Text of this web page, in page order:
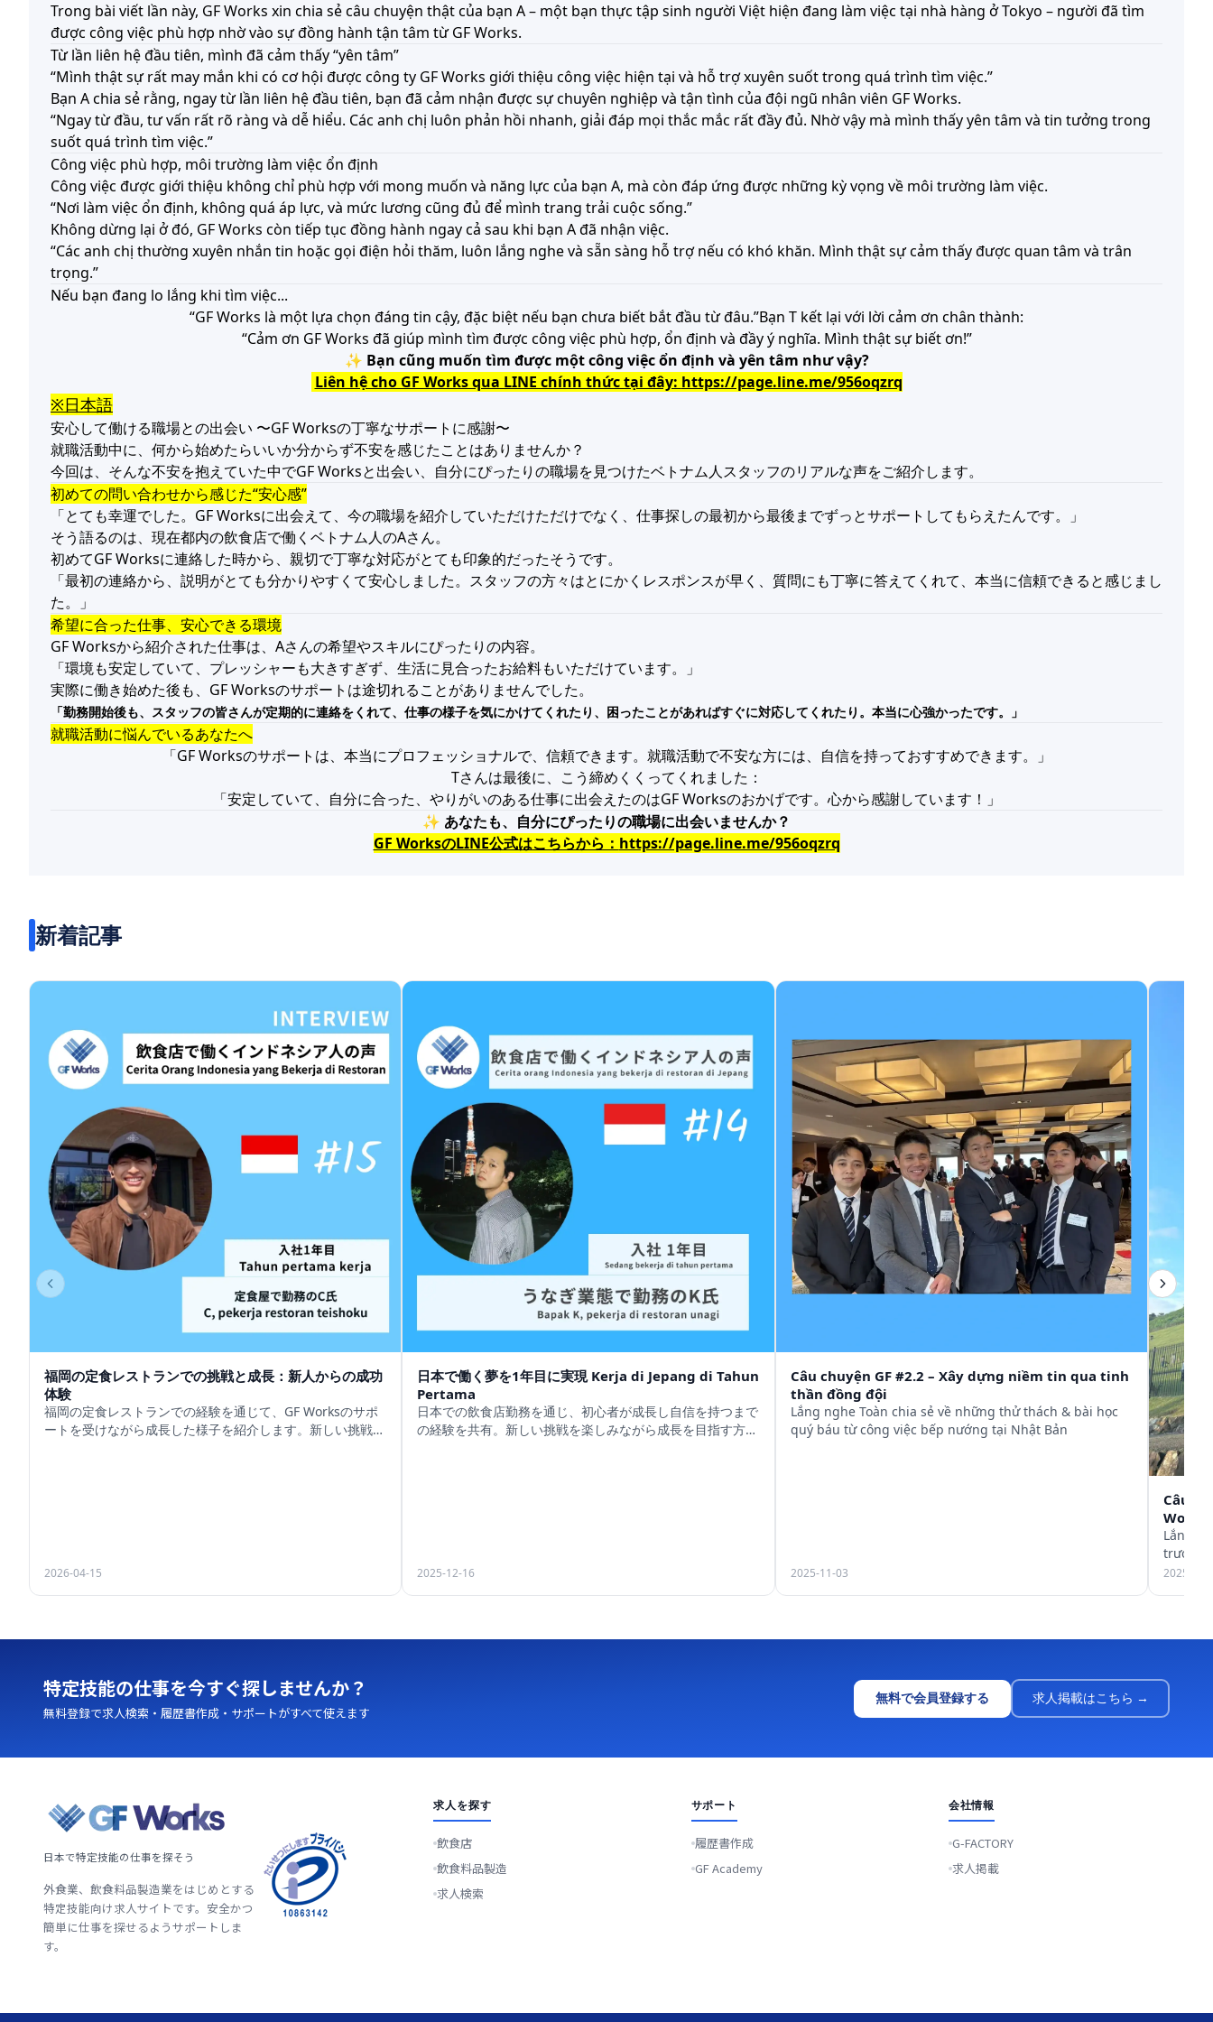
Trong bài viết lần này, GF Works xin chia sẻ câu chuyện thật của bạn A – một bạn thực tập sinh người Việt hiện đang làm việc tại nhà hàng ở Tokyo – người đã tìm
được công việc phù hợp nhờ vào sự đồng hành tận tâm từ GF Works.
Từ lần liên hệ đầu tiên, mình đã cảm thấy “yên tâm”
“Mình thật sự rất may mắn khi có cơ hội được công ty GF Works giới thiệu công việc hiện tại và hỗ trợ xuyên suốt trong quá trình tìm việc.”
Bạn A chia sẻ rằng, ngay từ lần liên hệ đầu tiên, bạn đã cảm nhận được sự chuyên nghiệp và tận tình của đội ngũ nhân viên GF Works.
“Ngay từ đầu, tư vấn rất rõ ràng và dễ hiểu. Các anh chị luôn phản hồi nhanh, giải đáp mọi thắc mắc rất đầy đủ. Nhờ vậy mà mình thấy yên tâm và tin tưởng trong
suốt quá trình tìm việc.”
Công việc phù hợp, môi trường làm việc ổn định
Công việc được giới thiệu không chỉ phù hợp với mong muốn và năng lực của bạn A, mà còn đáp ứng được những kỳ vọng về môi trường làm việc.
“Nơi làm việc ổn định, không quá áp lực, và mức lương cũng đủ để mình trang trải cuộc sống.”
Không dừng lại ở đó, GF Works còn tiếp tục đồng hành ngay cả sau khi bạn A đã nhận việc.
“Các anh chị thường xuyên nhắn tin hoặc gọi điện hỏi thăm, luôn lắng nghe và sẵn sàng hỗ trợ nếu có khó khăn. Mình thật sự cảm thấy được quan tâm và trân
trọng.”
Nếu bạn đang lo lắng khi tìm việc...
“GF Works là một lựa chọn đáng tin cậy, đặc biệt nếu bạn chưa biết bắt đầu từ đâu.”Bạn T kết lại với lời cảm ơn chân thành:
“Cảm ơn GF Works đã giúp mình tìm được công việc phù hợp, ổn định và đầy ý nghĩa. Mình thật sự biết ơn!”
✨ Bạn cũng muốn tìm được một công việc ổn định và yên tâm như vậy?
Liên hệ cho GF Works qua LINE chính thức tại đây: https://page.line.me/956oqzrq
※日本語
安心して働ける職場との出会い 〜GF Worksの丁寧なサポートに感謝〜
就職活動中に、何から始めたらいいか分からず不安を感じたことはありませんか？
今回は、そんな不安を抱えていた中でGF Worksと出会い、自分にぴったりの職場を見つけたベトナム人スタッフのリアルな声をご紹介します。
初めての問い合わせから感じた“安心感”
「とても幸運でした。GF Worksに出会えて、今の職場を紹介していただけただけでなく、仕事探しの最初から最後までずっとサポートしてもらえたんです。」
そう語るのは、現在都内の飲食店で働くベトナム人のAさん。
初めてGF Worksに連絡した時から、親切で丁寧な対応がとても印象的だったそうです。
「最初の連絡から、説明がとても分かりやすくて安心しました。スタッフの方々はとにかくレスポンスが早く、質問にも丁寧に答えてくれて、本当に信頼できると感じまし
た。」
希望に合った仕事、安心できる環境
GF Worksから紹介された仕事は、Aさんの希望やスキルにぴったりの内容。
「環境も安定していて、プレッシャーも大きすぎず、生活に見合ったお給料もいただけています。」
実際に働き始めた後も、GF Worksのサポートは途切れることがありませんでした。
「勤務開始後も、スタッフの皆さんが定期的に連絡をくれて、仕事の様子を気にかけてくれたり、困ったことがあればすぐに対応してくれたり。本当に心強かったです。」
就職活動に悩んでいるあなたへ
「GF Worksのサポートは、本当にプロフェッショナルで、信頼できます。就職活動で不安な方には、自信を持っておすすめできます。」
Tさんは最後に、こう締めくくってくれました：
「安定していて、自分に合った、やりがいのある仕事に出会えたのはGF Worksのおかげです。心から感謝しています！」
✨ あなたも、自分にぴったりの職場に出会いませんか？
GF WorksのLINE公式はこちらから： https://page.line.me/956oqzrq
新着記事
福岡の定食レストランでの挑戦と成長：新人からの成功
体験
福岡の定食レストランでの経験を通じて、GF Worksのサポ
ートを受けながら成長した様子を紹介します。新しい挑戦に
2026-04-15
日本で働く夢を1年目に実現 Kerja di Jepang di Tahun
Pertama
日本での飲食店勤務を通じ、初心者が成長し自信を持つまで
の経験を共有。新しい挑戦を楽しみながら成長を目指す方に
2025-12-16
Câu chuyện GF #2.2 – Xây dựng niềm tin qua tinh
thần đồng đội
Lắng nghe Toàn chia sẻ về những thử thách & bài học
quý báu từ công việc bếp nướng tại Nhật Bản
2025-11-03
Câu
Lắng
trưởng
2025-10-
特定技能の仕事を今すぐ探しませんか？
無料登録で求人検索・履歴書作成・サポートがすべて使えます
無料で会員登録する 求人掲載はこちら →
日本で特定技能の仕事を探そう
外食業、飲食料品製造業をはじめとする
特定技能向け求人サイトです。安全かつ
簡単に仕事を探せるようサポートしま
す。
求人を探す
飲食店
飲食料品製造
求人検索
サポート
履歴書作成
GF Academy
会社情報
G-FACTORY
求人掲載